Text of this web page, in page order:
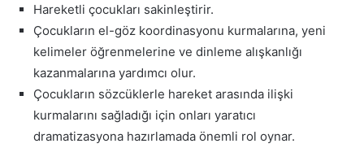
Hareketli çocukları sakinleştirir.
Çocukların el-göz koordinasyonu kurmalarına, yeni
kelimeler öğrenmelerine ve dinleme alışkanlığı
kazanmalarına yardımcı olur.
Çocukların sözcüklerle hareket arasında ilişki
kurmalarını sağladığı için onları yaratıcı
dramatizasyona hazırlamada önemli rol oynar.